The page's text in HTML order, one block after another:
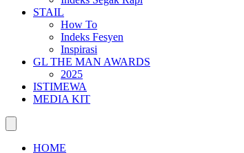
STAIL
How To
Indeks Fesyen
Inspirasi
GL THE MAN AWARDS
2025
ISTIMEWA
MEDIA KIT
HOME